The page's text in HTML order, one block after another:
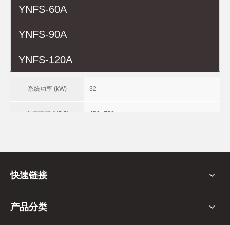
YNFS-60A
YNFS-90A
YNFS-120A
系统功率 (kW) 32
电压范围 (VDC) 450~750
快速链接
产品分类